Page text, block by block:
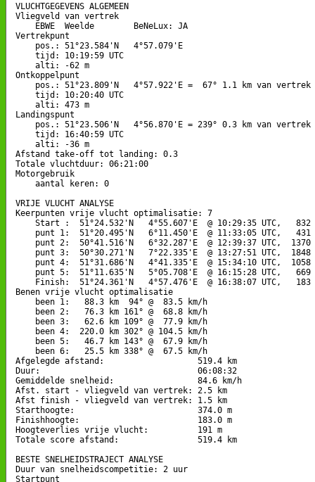
VLUCHTGEGEVENS ALGEMEEN
Vliegveld van vertrek
    EBWE  Weelde        BeNeLux: JA
Vertrekpunt
    pos.: 51°23.584'N   4°57.079'E
    tijd: 10:19:59 UTC
    alti: -62 m
Ontkoppelpunt
    pos.: 51°23.809'N   4°57.922'E =  67° 1.1 km van vertrek
    tijd: 10:20:40 UTC
    alti: 473 m
Landingspunt
    pos.: 51°23.506'N   4°56.870'E = 239° 0.3 km van vertrek
    tijd: 16:40:59 UTC
    alti: -36 m
Afstand take-off tot landing: 0.3
Totale vluchtduur: 06:21:00
Motorgebruik
    aantal keren: 0
VRIJE VLUCHT ANALYSE
Keerpunten vrije vlucht optimalisatie: 7
Start :  51°24.532'N   4°55.607'E  @ 10:29:35 UTC,   832
punt 1:  51°20.495'N   6°11.450'E  @ 11:33:05 UTC,   431
punt 2:  50°41.516'N   6°32.287'E  @ 12:39:37 UTC,  1370
punt 3:  50°30.271'N   7°22.335'E  @ 13:27:51 UTC,  1848
punt 4:  51°31.686'N   4°41.335'E  @ 15:34:10 UTC,  1058
punt 5:  51°11.635'N   5°05.708'E  @ 16:15:28 UTC,   669
Finish:  51°24.361'N   4°57.476'E  @ 16:38:07 UTC,   183
Benen vrije vlucht optimalisatie
    been 1:   88.3 km  94° @  83.5 km/h
    been 2:   76.3 km 161° @  68.8 km/h
    been 3:   62.6 km 109° @  77.9 km/h
    been 4:  220.0 km 302° @ 104.5 km/h
    been 5:   46.7 km 143° @  67.9 km/h
    been 6:   25.5 km 338° @  67.5 km/h
Afgelegde afstand:                   519.4 km
Duur:                                06:08:32
Gemiddelde snelheid:                 84.6 km/h
Afst. start - vliegveld van vertrek: 2.5 km
Afst finish - vliegveld van vertrek: 1.5 km
Starthoogte:                         374.0 m
Finishhoogte:                        183.0 m
Hoogteverlies vrije vlucht:          191 m
Totale score afstand:                519.4 km
BESTE SNELHEIDSTRAJECT ANALYSE
Duur van snelheidscompetitie: 2 uur
Startpunt